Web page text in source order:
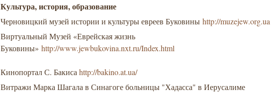
Культура, история, образование
Черновицкий музей истории и культуры евреев Буковиныhttp://muzejew.org.ua
Виртуальный Музей «Еврейская жизнь
Буковины»http://www.jewbukovina.nxt.ru/Index.html
Кинопортал С. Бакисаhttp://bakino.at.ua/
Витражи Марка Шагала в Синагоге больницы "Хадасса" в Иерусалиме